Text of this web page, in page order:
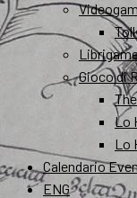
Gioco di
Lo
Lo
Calendario
ENG